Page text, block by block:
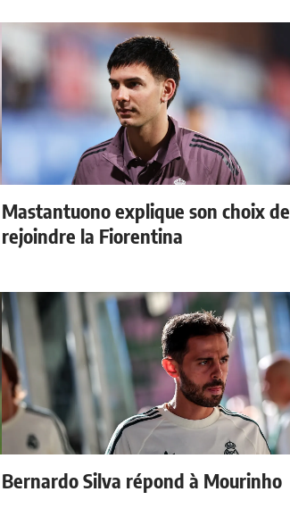
Mastantuono explique son choix de
rejoindre la Fiorentina
Bernardo Silva répond à Mourinho